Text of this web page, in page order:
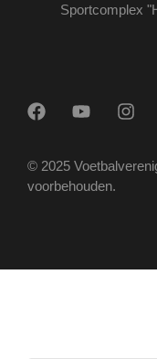
Sportcomplex
© 2025
voorbehouden.